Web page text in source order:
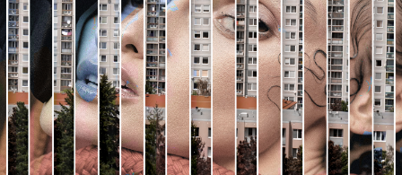
Vše o ČT